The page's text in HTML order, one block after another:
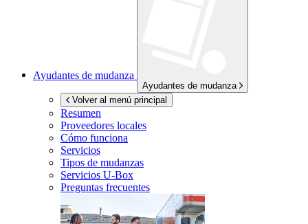
Ayudantes de mudanza
Ayudantes de mudanza
Volver al menú principal
Resumen
Proveedores locales
Cómo funciona
Servicios
Tipos de mudanzas
Servicios U-Box
Preguntas frecuentes